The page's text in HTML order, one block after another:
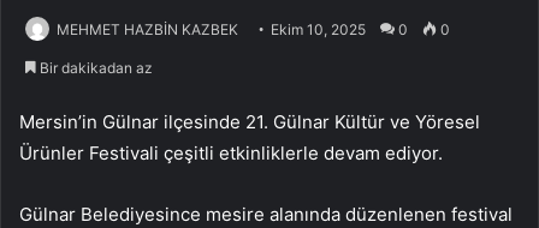
MEHMET HAZBİN KAZBEK Ekim 10, 2025 0 0
Bir dakikadan az
Mersin’in Gülnar ilçesinde 21. Gülnar Kültür ve Yöresel
Ürünler Festivali çeşitli etkinliklerle devam ediyor.
Gülnar Belediyesince mesire alanında düzenlenen festival